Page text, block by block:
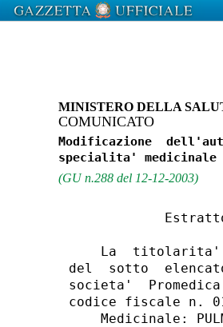
MINISTERO DELLA
COMUNICATO
Modificazione
(GU n.288 del 12-12-2003)
La
del  sotto
societa'
codice fiscale n.
Medicinale: